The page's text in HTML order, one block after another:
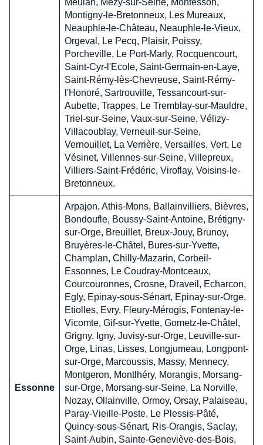
Meulan, Mézy-sur-Seine, Montesson,
Montigny-le-Bretonneux, Les Mureaux,
Neauphle-le-Château, Neauphle-le-Vieux,
Orgeval, Le Pecq, Plaisir, Poissy,
Porcheville, Le Port-Marly, Rocquencourt,
Saint-Cyr-l'Ecole, Saint-Germain-en-Laye,
Saint-Rémy-lès-Chevreuse, Saint-Rémy-
l'Honoré, Sartrouville, Tessancourt-sur-
Aubette, Trappes, Le Tremblay-sur-Mauldre,
Triel-sur-Seine, Vaux-sur-Seine, Vélizy-
Villacoublay, Verneuil-sur-Seine,
Vernouillet, La Verrière, Versailles, Vert, Le
Vésinet, Villennes-sur-Seine, Villepreux,
Villiers-Saint-Frédéric, Viroflay, Voisins-le-
Bretonneux.
Essonne
Arpajon, Athis-Mons, Ballainvilliers, Bièvres,
Bondoufle, Boussy-Saint-Antoine, Brétigny-
sur-Orge, Breuillet, Breux-Jouy, Brunoy,
Bruyères-le-Châtel, Bures-sur-Yvette,
Champlan, Chilly-Mazarin, Corbeil-
Essonnes, Le Coudray-Montceaux,
Courcouronnes, Crosne, Draveil, Echarcon,
Egly, Epinay-sous-Sénart, Epinay-sur-Orge,
Etiolles, Evry, Fleury-Mérogis, Fontenay-le-
Vicomte, Gif-sur-Yvette, Gometz-le-Châtel,
Grigny, Igny, Juvisy-sur-Orge, Leuville-sur-
Orge, Linas, Lisses, Longjumeau, Longpont-
sur-Orge, Marcoussis, Massy, Mennecy,
Montgeron, Montlhéry, Morangis, Morsang-
sur-Orge, Morsang-sur-Seine, La Norville,
Nozay, Ollainville, Ormoy, Orsay, Palaiseau,
Paray-Vieille-Poste, Le Plessis-Pâté,
Quincy-sous-Sénart, Ris-Orangis, Saclay,
Saint-Aubin, Sainte-Geneviève-des-Bois,